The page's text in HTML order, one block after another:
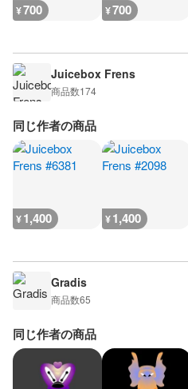
¥700 ¥700
Juicebox Frens
商品数174
同じ作者の商品
¥1,400 ¥1,400
Gradis
商品数65
同じ作者の商品